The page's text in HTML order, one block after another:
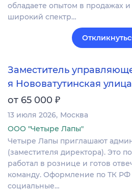
обладаете опытом в продажах и
широкий спектр…
Заместитель
я Нововатутинская
от 65 000 ₽
13 июля 2026 Москва
ООО "Четыре Лапы"
Четыре Лапы приглашают
(заместителя директора). Это
работал в рознице и готов
команду. Оформление по ТК РФ
социальные…